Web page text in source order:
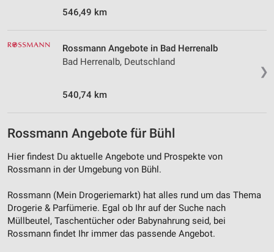
546,49 km
❯
Rossmann Angebote in Bad Herrenalb
Bad Herrenalb, Deutschland
540,74 km
Rossmann Angebote für Bühl
Hier findest Du aktuelle Angebote und Prospekte von
Rossmann in der Umgebung von Bühl.
Rossmann (Mein Drogeriemarkt) hat alles rund um das Thema
Drogerie & Parfümerie. Egal ob Ihr auf der Suche nach
Müllbeutel, Taschentücher oder Babynahrung seid, bei
Rossmann findet Ihr immer das passende Angebot.